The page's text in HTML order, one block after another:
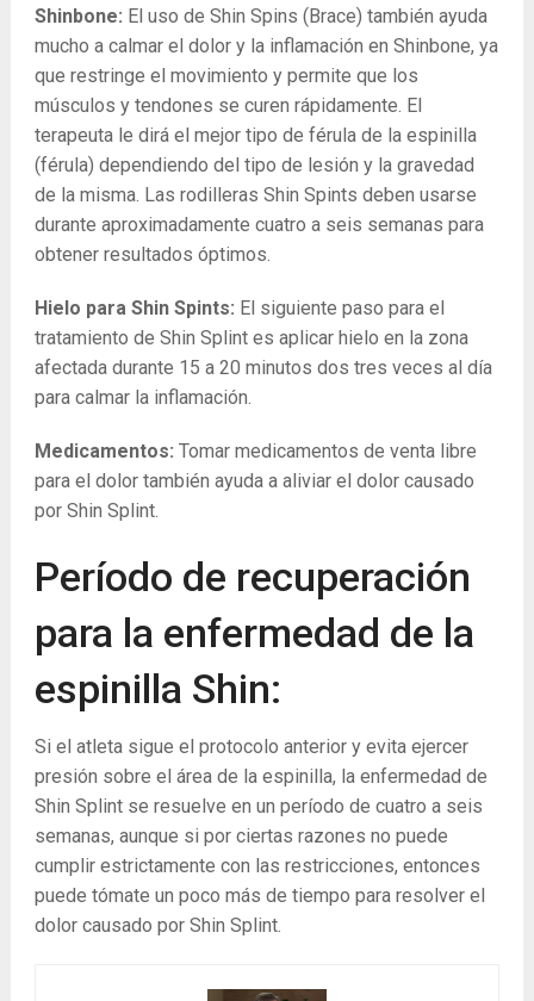
Shinbone: El uso de Shin Spins (Brace) también ayuda
mucho a calmar el dolor y la inflamación en Shinbone, ya
que restringe el movimiento y permite que los
músculos y tendones se curen rápidamente. El
terapeuta le dirá el mejor tipo de férula de la espinilla
(férula) dependiendo del tipo de lesión y la gravedad
de la misma. Las rodilleras Shin Spints deben usarse
durante aproximadamente cuatro a seis semanas para
obtener resultados óptimos.
Hielo para Shin Spints: El siguiente paso para el
tratamiento de Shin Splint es aplicar hielo en la zona
afectada durante 15 a 20 minutos dos tres veces al día
para calmar la inflamación.
Medicamentos: Tomar medicamentos de venta libre
para el dolor también ayuda a aliviar el dolor causado
por Shin Splint.
Período de recuperación
para la enfermedad de la
espinilla Shin:
Si el atleta sigue el protocolo anterior y evita ejercer
presión sobre el área de la espinilla, la enfermedad de
Shin Splint se resuelve en un período de cuatro a seis
semanas, aunque si por ciertas razones no puede
cumplir estrictamente con las restricciones, entonces
puede tómate un poco más de tiempo para resolver el
dolor causado por Shin Splint.